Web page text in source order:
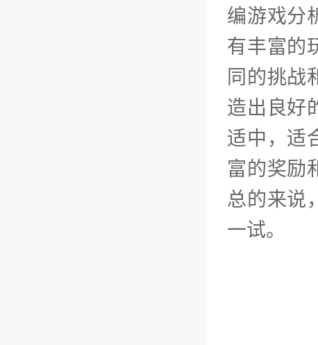
编游戏分
有丰富的
同的挑战
造出良好
适中，适
富的奖励
总的来说
一试。